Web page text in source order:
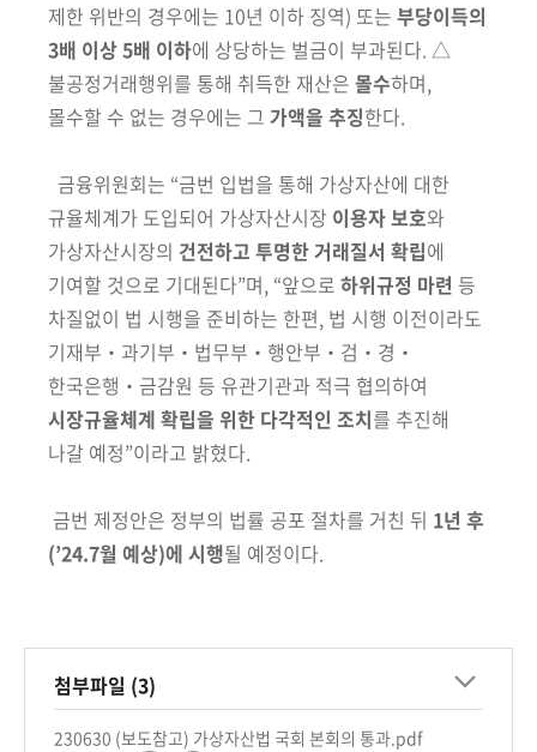
제한 위반의 경우에는 10년 이하 징역) 또는 부당이득의
3배 이상 5배 이하에 상당하는 벌금이 부과된다. △
불공정거래행위를 통해 취득한 재산은 몰수하며,
몰수할 수 없는 경우에는 그 가액을 추징한다.
금융위원회는 “금번 입법을 통해 가상자산에 대한
규율체계가 도입되어 가상자산시장 이용자 보호와
가상자산시장의 건전하고 투명한 거래질서 확립에
기여할 것으로 기대된다”며, “앞으로 하위규정 마련 등
차질없이 법 시행을 준비하는 한편, 법 시행 이전이라도
기재부‧과기부‧법무부‧행안부‧검‧경‧
한국은행‧금감원 등 유관기관과 적극 협의하여
시장규율체계 확립을 위한 다각적인 조치를 추진해
나갈 예정”이라고 밝혔다.
금번 제정안은 정부의 법률 공포 절차를 거친 뒤 1년 후
(’24.7월 예상)에 시행될 예정이다.
첨부파일 (3)
230630 (보도참고) 가상자산법 국회 본회의 통과.pdf